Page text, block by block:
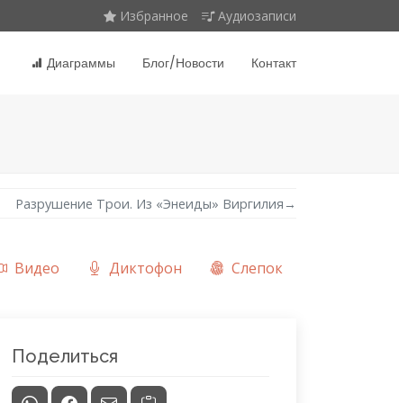
Избранное Аудиозаписи
Диаграммы Блог/Новости Контакт
Разрушение Трои. Из «Энеиды» Виргилия →
Видео Диктофон Слепок
Поделиться